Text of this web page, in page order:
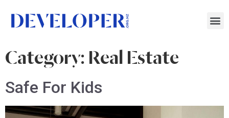
Category: Real Estate
Safe For Kids